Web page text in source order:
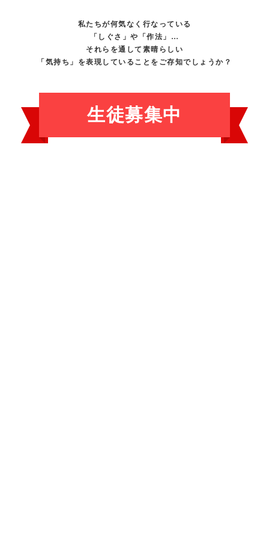
私たちが何気なく行なっている
「しぐさ」や「作法」…
それらを通して素晴らしい
「気持ち」を表現していることをご存知でしょうか？
生徒募集中